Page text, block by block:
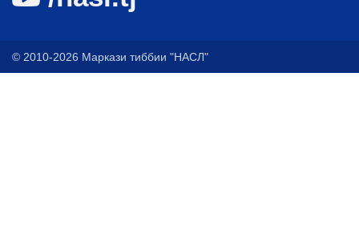
© 2010-2026 Маркази тиббии "НАСЛ"